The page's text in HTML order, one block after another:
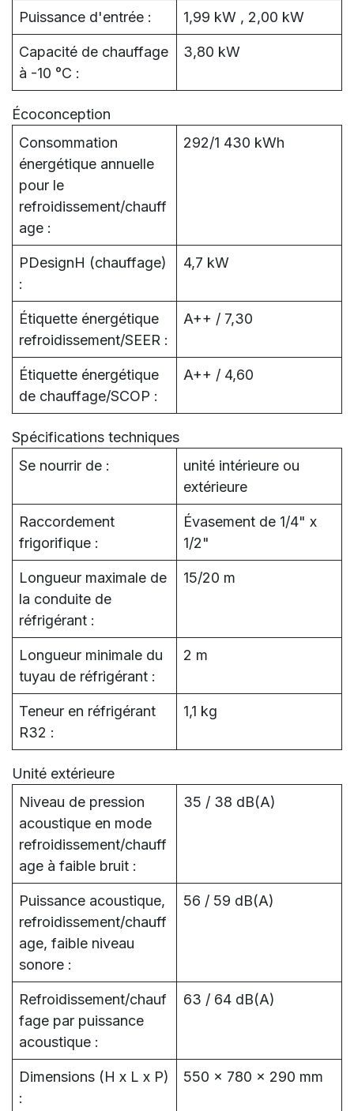
Puissance d'entrée : 1,99 kW , 2,00 kW
Capacité de chauffage
à -10 °C :
3,80 kW
Écoconception
Consommation
énergétique annuelle
pour le
refroidissement/chauff
age :
292/1 430 kWh
PDesignH (chauffage)
:
4,7 kW
Étiquette énergétique
refroidissement/SEER :
A++ / 7,30
Étiquette énergétique
de chauffage/SCOP :
A++ / 4,60
Spécifications techniques
Se nourrir de :
unité intérieure ou
extérieure
Raccordement
frigorifique :
Évasement de 1/4" x
1/2"
Longueur maximale de
la conduite de
réfrigérant :
15/20 m
Longueur minimale du
tuyau de réfrigérant :
2 m
Teneur en réfrigérant
R32 :
1,1 kg
Unité extérieure
Niveau de pression
acoustique en mode
refroidissement/chauff
age à faible bruit :
35 / 38 dB(A)
Puissance acoustique,
refroidissement/chauff
age, faible niveau
sonore :
56 / 59 dB(A)
Refroidissement/chauf
fage par puissance
acoustique :
63 / 64 dB(A)
Dimensions (H x L x P)
:
550 x 780 x 290 mm